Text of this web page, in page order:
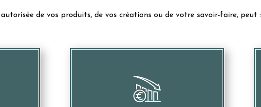
de vos produits, de vos créations ou de votre savoir-faire, peut :
Causer des pertes financières considérables